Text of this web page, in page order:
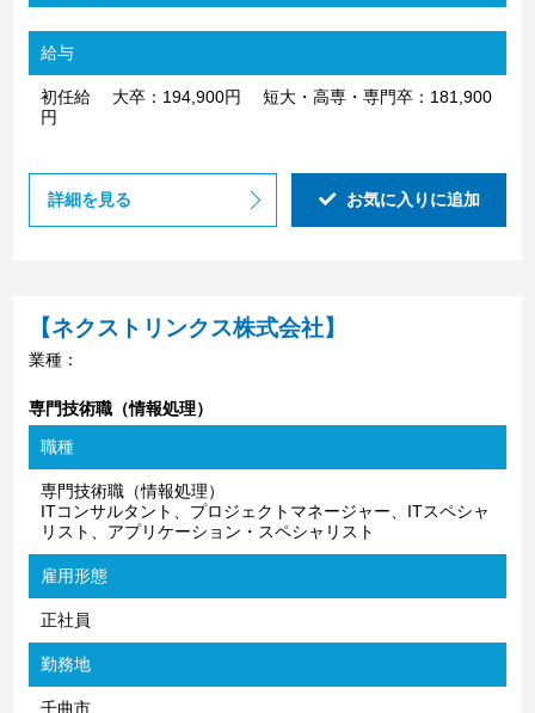
給与
初任給 大卒：194,900円 短大・高専・専門卒：181,900
円
詳細を見る お気に入りに追加
【ネクストリンクス株式会社】
業種：
専門技術職（情報処理）
職種
専門技術職（情報処理）
ITコンサルタント、プロジェクトマネージャー、ITスペシャ
リスト、アプリケーション・スペシャリスト
雇用形態
正社員
勤務地
千曲市